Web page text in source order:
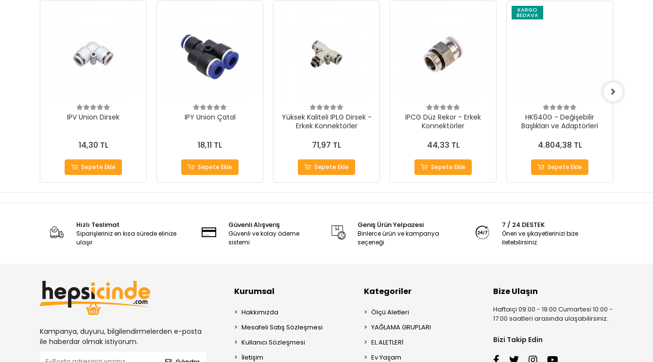
IPV Union Dirsek
14,30 TL
Sepete Ekle
IPY Union Çatal
18,11 TL
Sepete Ekle
Yüksek Kaliteli IPLG Dirsek -
Erkek Konnektörler
71,97 TL
Sepete Ekle
IPCG Düz Rekor - Erkek
Konnektörler
44,33 TL
Sepete Ekle
KARGO
BEDAVA
HK640G - Değişebilir
Başlıkları ve Adaptörleri
4.804,38 TL
Sepete Ekle
Hızlı Teslimat
Siparişleriniz en kısa sürede elinize
ulaşır.
Güvenli Alışveriş
Güvenli ve kolay ödeme
sistemi
Geniş Ürün Yelpazesi
Binlerce ürün ve kampanya
seçeneği
7 / 24 DESTEK
Öneri ve şikayetlerinizi bize
iletebilirsiniz.
Kampanya, duyuru, bilgilendirmelerden e-posta
ile haberdar olmak istiyorum.
Kurumsal
Hakkımızda
Mesafeli Satış Sözleşmesi
Kullanıcı Sözleşmesi
İletişim
Kategoriler
Ölçü Aletleri
YAĞLAMA GRUPLARI
EL ALETLERİ
Ev Yaşam
Bize Ulaşın
Haftaiçi 09:00 - 19:00 Cumartesi 10:00 -
17:00 saatleri arasında ulaşabilirsiniz.
Bizi Takip Edin